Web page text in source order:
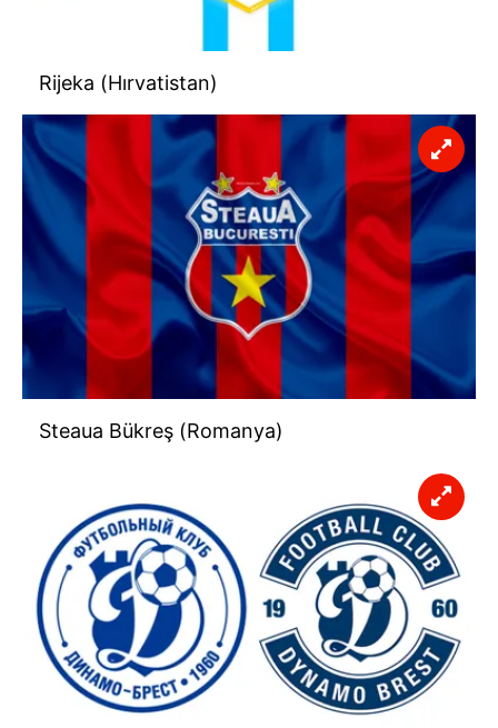
Rijeka (Hırvatistan)
Steaua Bükreş (Romanya)